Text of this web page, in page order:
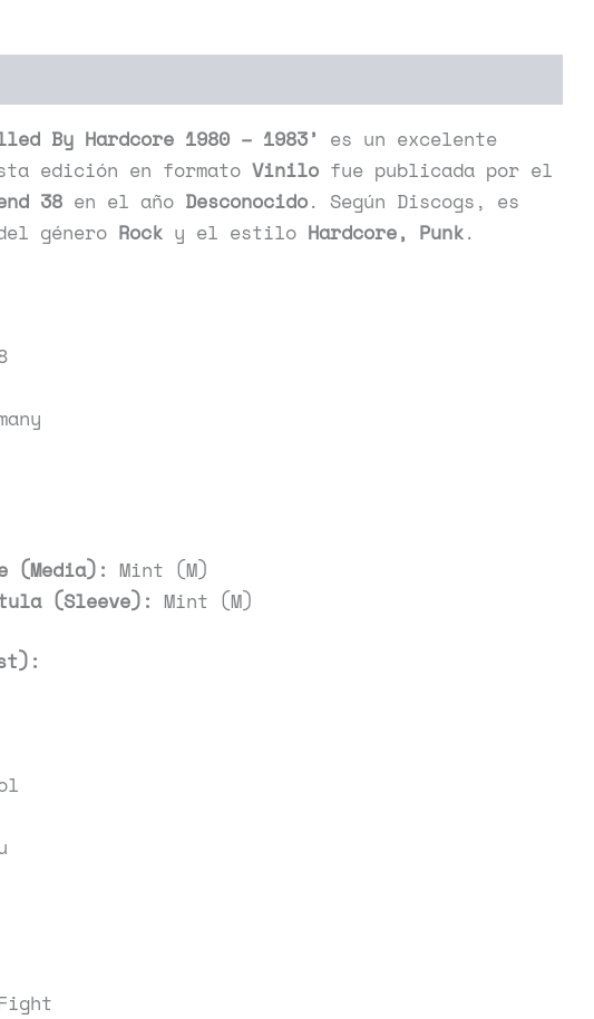
By Hardcore 1980 – 1983’ es un excelente
edición en formato Vinilo fue publicada por el
38 en el año Desconocido. Según Discogs, es
género Rock y el estilo Hardcore, Punk.
(Media): Mint (M)
(Sleeve): Mint (M)